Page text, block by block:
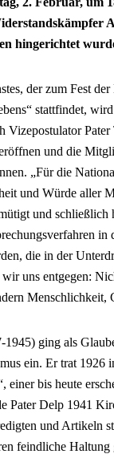
hingerichtet
der zum Fest
stattfindet,
Vizepostulator
und die
„Für die
und Würde aller
und
in
die in der
wir uns entgegen:
Menschlichkeit,
ging als
ein. Er trat 1926
einer bis heute
Pater Delp 1941
und Artikeln
feindliche Haltung